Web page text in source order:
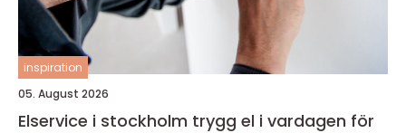
inspiration
05. August 2026
Elservice i stockholm trygg el i vardagen för